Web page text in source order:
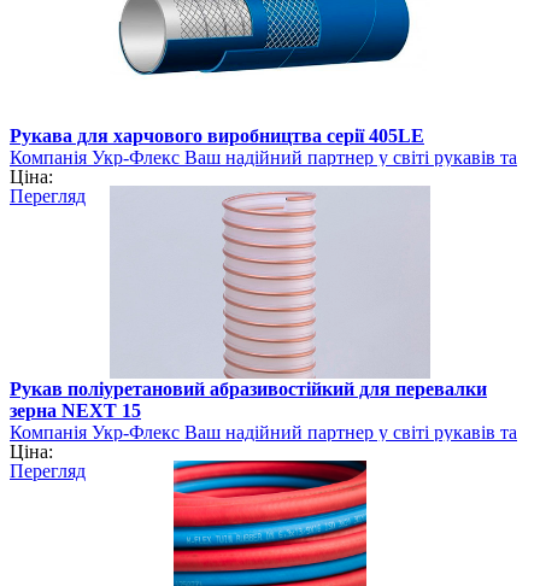
Рукава для харчового виробництва серії 405LE
Компанія Укр-Флекс Ваш надійний партнер у світі рукавів та
шлангів
Ціна:
Перегляд
Рукав поліуретановий абразивостійкий для перевалки
зерна NEXT 15
Компанія Укр-Флекс Ваш надійний партнер у світі рукавів та
шлангів
Ціна:
Перегляд